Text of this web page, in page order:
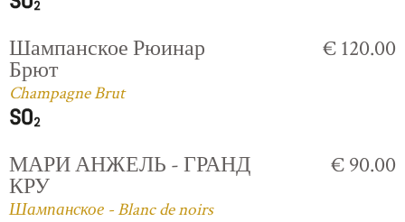
Шампанское Рюинар
Брют
Champagne Brut
€ 120.00
МАРИ АНЖЕЛЬ - ГРАНД
КРУ
Шампанское - Blanc de noirs
€ 90.00